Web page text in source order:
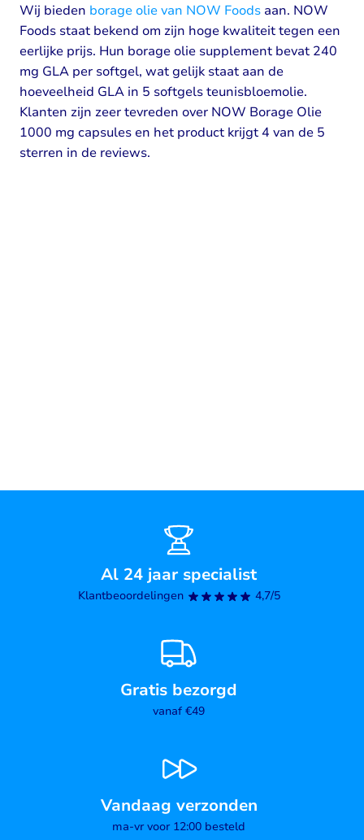
Wij bieden borage olie van NOW Foods aan. NOW
Foods staat bekend om zijn hoge kwaliteit tegen een
eerlijke prijs. Hun borage olie supplement bevat 240
mg GLA per softgel, wat gelijk staat aan de
hoeveelheid GLA in 5 softgels teunisbloemolie.
Klanten zijn zeer tevreden over NOW Borage Olie
1000 mg capsules en het product krijgt 4 van de 5
sterren in de reviews.
Al 24 jaar specialist
Klantbeoordelingen 4,7/5
Gratis bezorgd
vanaf €49
Vandaag verzonden
ma-vr voor 12:00 besteld